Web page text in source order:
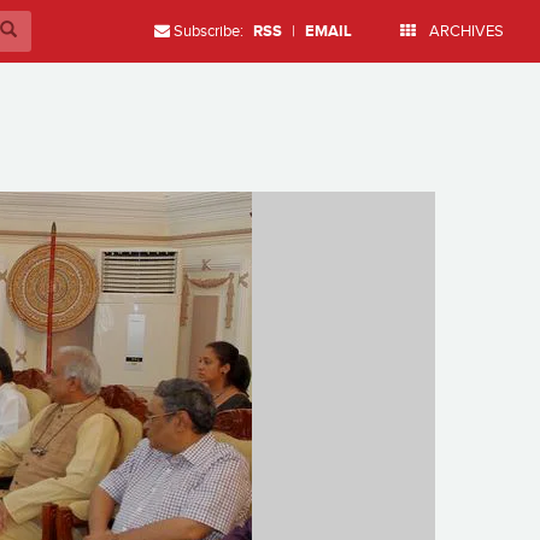
Subscribe: RSS | EMAIL ARCHIVES